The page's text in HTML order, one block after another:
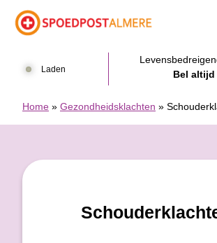
Laden
Bel altijd
Home » Gezondheidsklachten »